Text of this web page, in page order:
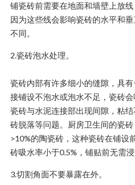
铺瓷砖前需要在地面和墙壁上放线
因为这些线会影响瓷砖的水平和
不同。
2.瓷砖泡水处理。
瓷砖内部有许多细小的缝隙，具
接铺设不泡水或泡水不足，瓷砖
瓷砖与水泥连接部出现间隙，粘
砖脱落等问题。厨房卫生间的瓷
>10%的陶瓷砖，这种瓷砖在铺设
砖吸水率小于0.5%，铺贴前无需浸
3.切割角面不要暴露在外。